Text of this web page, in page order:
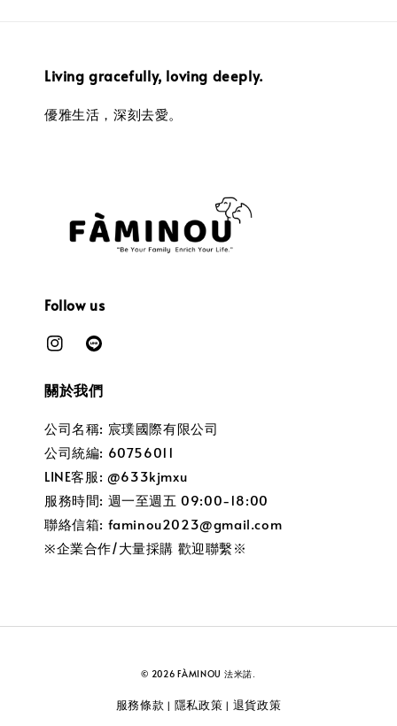
Living gracefully, loving deeply.
優雅生活，深刻去愛。
Follow us
關於我們
公司名稱: 宸璞國際有限公司
公司統編: 60756011
LINE客服: @633kjmxu
服務時間: 週一至週五 09:00-18:00
聯絡信箱: faminou2023@gmail.com
※企業合作/大量採購 歡迎聯繫※
© 2026 FÀMINOU 法米諾.
服務條款 | 隱私政策 | 退貨政策